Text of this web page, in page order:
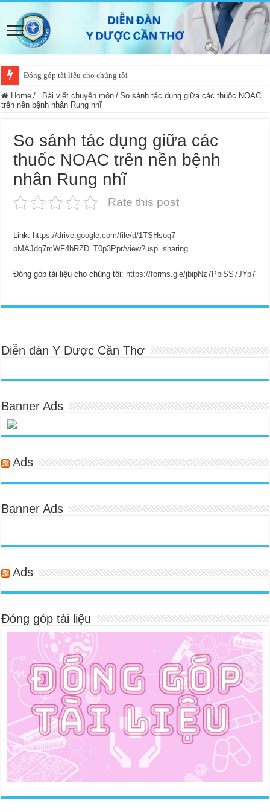
Đóng góp tài liệu cho chúng tôi
Home / ..Bài viết chuyên môn / So sánh tác dụng giữa các thuốc NOAC
trên nền bệnh nhân Rung nhĩ
So sánh tác dụng giữa các
thuốc NOAC trên nền bệnh
nhân Rung nhĩ
Rate this post
Link: https://drive.google.com/file/d/1TSHsoq7–
bMAJdq7mWF4bRZD_T0p3Ppr/view?usp=sharing
Đóng góp tài liệu cho chúng tôi: https://forms.gle/jbipNz7PbiSS7JYp7
Diễn đàn Y Dược Cần Thơ
Banner Ads
Ads
Banner Ads
Ads
Đóng góp tài liệu